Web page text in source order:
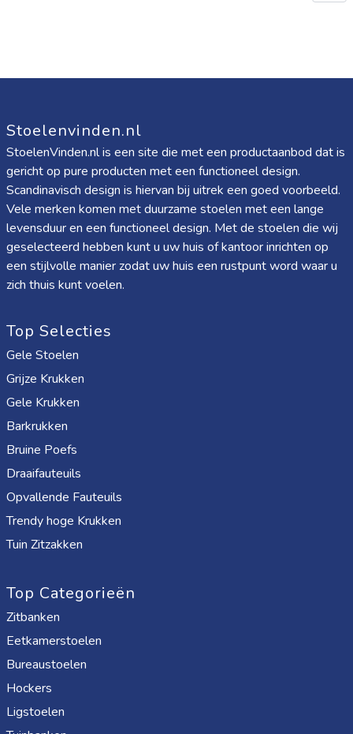
Stoelenvinden.nl
StoelenVinden.nl is een site die met een productaanbod dat is
gericht op pure producten met een functioneel design.
Scandinavisch design is hiervan bij uitrek een goed voorbeeld.
Vele merken komen met duurzame stoelen met een lange
levensduur en een functioneel design. Met de stoelen die wij
geselecteerd hebben kunt u uw huis of kantoor inrichten op
een stijlvolle manier zodat uw huis een rustpunt word waar u
zich thuis kunt voelen.
Top Selecties
Gele Stoelen
Grijze Krukken
Gele Krukken
Barkrukken
Bruine Poefs
Draaifauteuils
Opvallende Fauteuils
Trendy hoge Krukken
Tuin Zitzakken
Top Categorieën
Zitbanken
Eetkamerstoelen
Bureaustoelen
Hockers
Ligstoelen